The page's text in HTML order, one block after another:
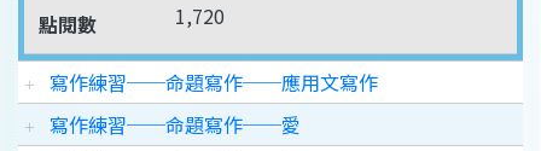
點閱數 1,720
寫作練習──命題寫作──應用文寫作
寫作練習──命題寫作──愛